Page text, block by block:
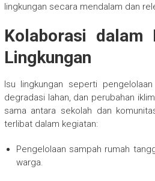
lingkungan secara mendalam dan
Kolaborasi dalam
Lingkungan
Isu lingkungan seperti
degradasi lahan, dan perubahan
sama antara sekolah dan
terlibat dalam kegiatan:
Pengelolaan sampah rumah
warga.